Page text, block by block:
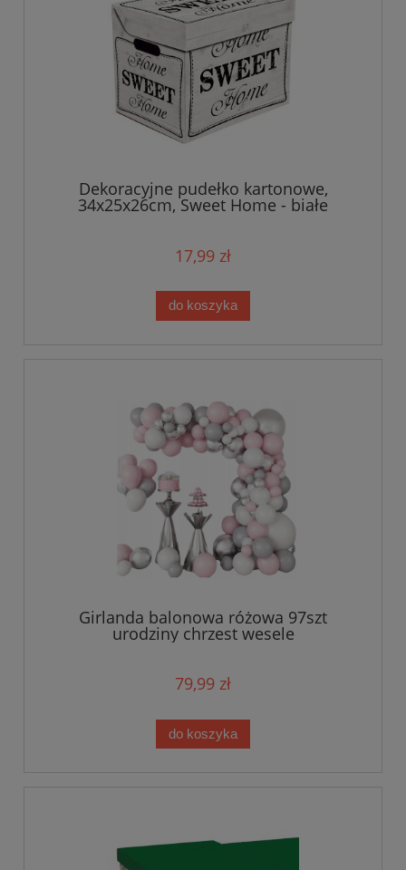
Dekoracyjne pudełko kartonowe,
34x25x26cm, Sweet Home - białe
17,99 zł
do koszyka
Girlanda balonowa różowa 97szt
urodziny chrzest wesele
79,99 zł
do koszyka